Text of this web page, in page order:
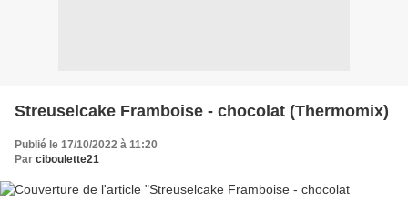
Streuselcake Framboise - chocolat (Thermomix)
Publié le 17/10/2022 à 11:20
Par ciboulette21